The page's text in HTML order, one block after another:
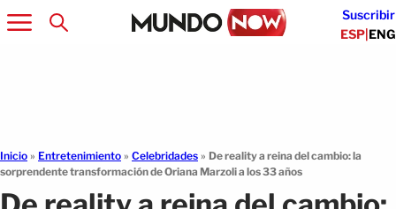
Suscribir
ESP|ENG
Inicio » Entretenimiento » Celebridades » De reality a reina del cambio: la
sorprendente transformación de Oriana Marzoli a los 33 años